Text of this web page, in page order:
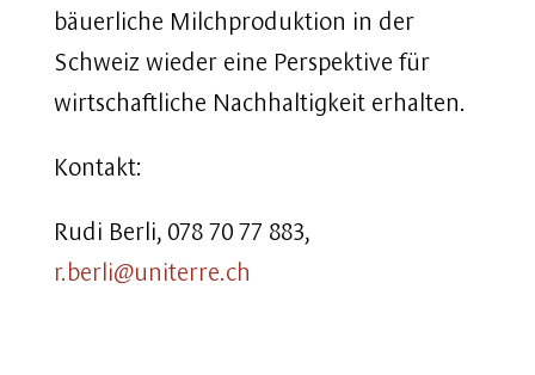
bäuerliche Milchproduktion in der
Schweiz wieder eine Perspektive für
wirtschaftliche Nachhaltigkeit erhalten.
Kontakt:
Rudi Berli, 078 70 77 883,
r.berli@uniterre.ch